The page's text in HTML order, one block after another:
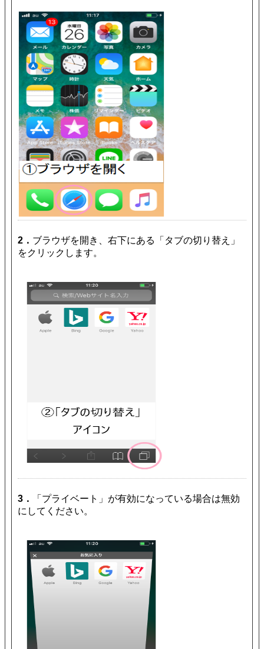
2． ブラウザを開き、右下にある「タブの切り替え」
をクリックします。
3．
「プライベート」が有効になっている場合は無効
にしてください。